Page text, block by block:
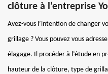
clôture à l’entreprise
Avez-vous l’intention de changer
grillage ? Vous pouvez vous
élagage. Il procéder à l’étude en
hauteur de la clôture, type de